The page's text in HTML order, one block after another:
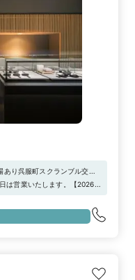
あり呉服町スクランブル交差
は営業いたします。【2026年